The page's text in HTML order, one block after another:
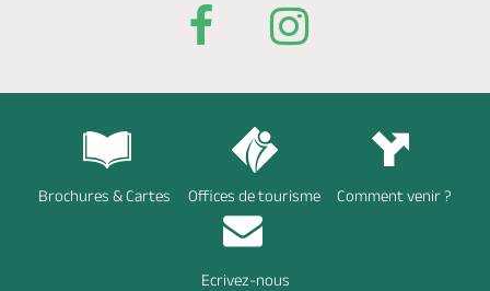
Brochures & Cartes Offices de tourisme Comment venir ?
Ecrivez-nous